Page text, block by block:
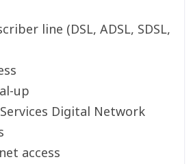
line (DSL, ADSL, SDSL,
up
Digital Network
access